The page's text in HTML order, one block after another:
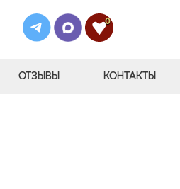
0
ОТЗЫВЫ КОНТАКТЫ